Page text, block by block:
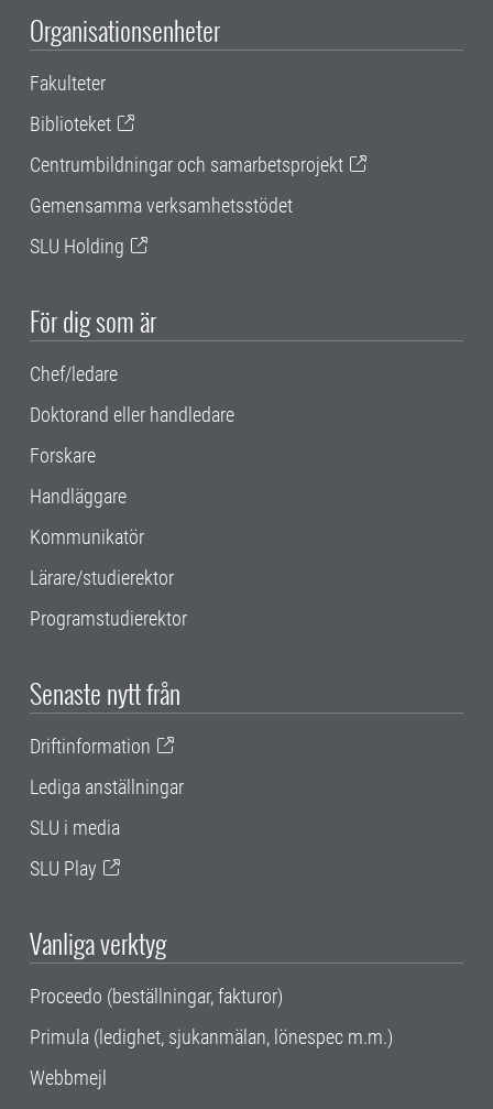
Organisationsenheter
Fakulteter
Biblioteket
Centrumbildningar och samarbetsprojekt
Gemensamma verksamhetsstödet
SLU Holding
För dig som är
Chef/ledare
Doktorand eller handledare
Forskare
Handläggare
Kommunikatör
Lärare/studierektor
Programstudierektor
Senaste nytt från
Driftinformation
Lediga anställningar
SLU i media
SLU Play
Vanliga verktyg
Proceedo (beställningar, fakturor)
Primula (ledighet, sjukanmälan, lönespec m.m.)
Webbmejl